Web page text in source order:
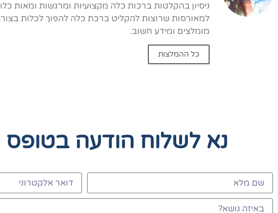
ניסיון בהקלטות ברכות כלה מקצועיות ומרגשות ומאות
למאורסות שרוצות להקליט ברכת כלה להפוך לכלות
מומלצים ומידע חשוב.
כל ההמלצות
נא לשלוח הודעה